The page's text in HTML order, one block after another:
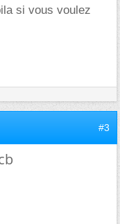
si vous voulez
#3